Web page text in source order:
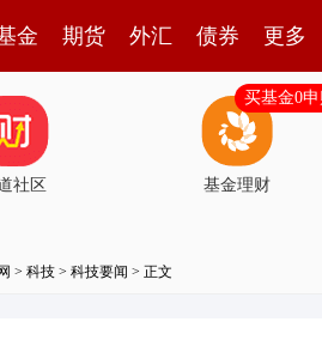
金 期货 外汇 债券 更多
社区 基金理财
买基金0
> 科技 > 科技要闻 > 正文